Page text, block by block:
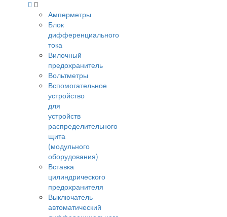
Амперметры
Блок
дифференциального
тока
Вилочный
предохранитель
Вольтметры
Вспомогательное
устройство
для
устройств
распределительного
щита
(модульного
оборудования)
Вставка
цилиндрического
предохранителя
Выключатель
автоматический